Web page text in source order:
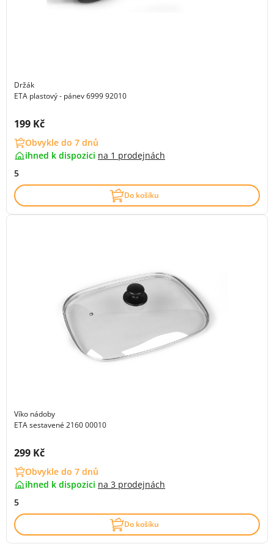
Držák
ETA plastový - pánev 6999 92010
Cena s DPH:
199 Kč
Obvykle do 7 dnů
ihned k dispozici na 1 prodejnách
5
Do košíku
Víko nádoby
ETA sestavené 2160 00010
Cena s DPH:
299 Kč
Obvykle do 7 dnů
ihned k dispozici na 3 prodejnách
5
Do košíku